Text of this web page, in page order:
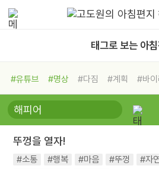
태그로 보는 아침
#유튜브 #명상 #다짐 #계획 #바이
#비전캠프
#독서캠프 #삶
#희망
#나눔 #친구 #링컨학교
#독서
#건강
뚜껑을 열자!
#소통 #행복 #마음 #뚜껑 #자